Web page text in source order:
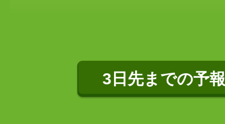
3日先までの予